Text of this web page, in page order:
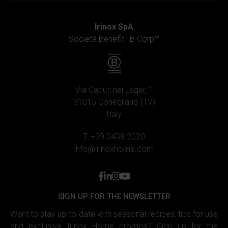
Irinox SpA
Società Benefit | B Corp™
Via Caduti nei Lager, 1
31015 Conegliano (TV)
Italy
T. +39 0438 2020
info@irinoxhome.com
facebook
linkedin
instagram
youtube
SIGN UP FOR THE NEWSLETTER
Want to stay up-to-date with seasonal recipes, tips for use